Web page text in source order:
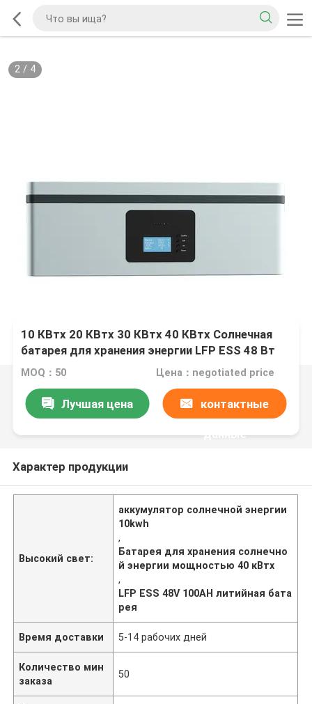
2/ 4
10 КВтх 20 КВтх 30 КВтх 40 КВтх Солнечная
батарея для хранения энергии LFP ESS 48 Вт
100 АГ литийная батарея
MOQ：50 Цена：negotiated price
Лучшая цена контактные
данные
Характер продукции
Высокий свет:
аккумулятор солнечной энергии
10kwh
,
Батарея для хранения солнечно
й энергии мощностью 40 кВтх
,
LFP ESS 48V 100AH литийная бата
рея
Время доставки 5-14 рабочих дней
Количество мин
заказа
50